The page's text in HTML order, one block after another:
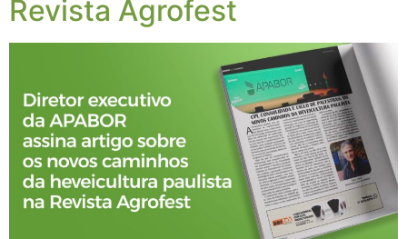
Revista Agrofest